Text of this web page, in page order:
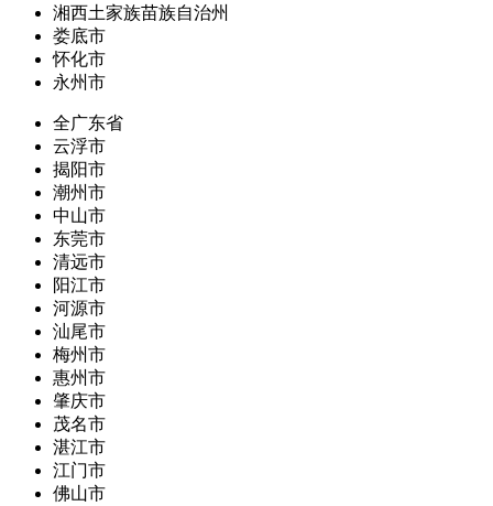
湘西土家族苗族自治州
娄底市
怀化市
永州市
全广东省
云浮市
揭阳市
潮州市
中山市
东莞市
清远市
阳江市
河源市
汕尾市
梅州市
惠州市
肇庆市
茂名市
湛江市
江门市
佛山市